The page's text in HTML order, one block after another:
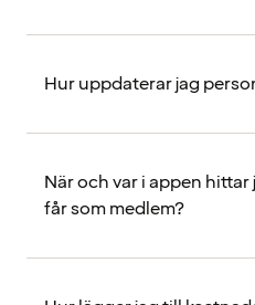
Hur uppdaterar jag
När och var i appen
får som medlem?